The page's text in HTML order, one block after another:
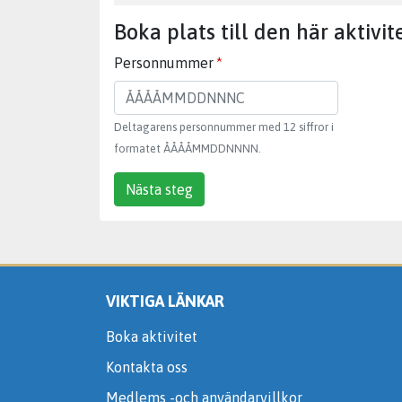
Boka plats till den här
Personnummer
Deltagarens personnummer med 12 siffror i
formatet ÅÅÅÅMMDDNNNN.
Nästa steg
VIKTIGA LÄNKAR
Boka aktivitet
Kontakta oss
Medlems -och användarvillkor